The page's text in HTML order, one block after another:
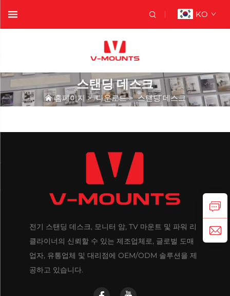
KO
스탠딩 데스크
홈페이지>다운로드>스탠딩 데스크
전기 스탠딩 데스크, 모니터 암, TV 마운트 및 파워 리
클라이너의 신뢰할 수 있는 제조업체로, 글로벌 도매
업자, 유통업체 및 대리점에 OEM/ODM 솔루션을 제
공하고 있습니다.